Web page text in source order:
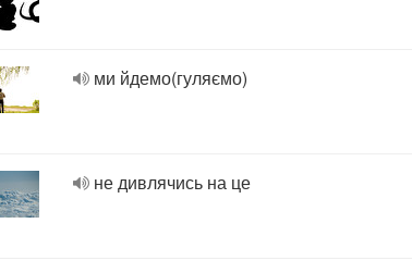
ми йдемо(гуляємо)
не дивлячись на це